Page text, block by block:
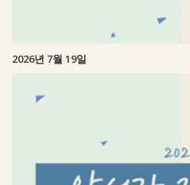
2026년 7월 19일